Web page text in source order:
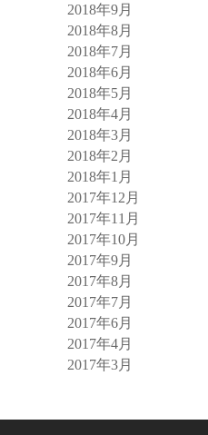
2018年9月
2018年8月
2018年7月
2018年6月
2018年5月
2018年4月
2018年3月
2018年2月
2018年1月
2017年12月
2017年11月
2017年10月
2017年9月
2017年8月
2017年7月
2017年6月
2017年4月
2017年3月